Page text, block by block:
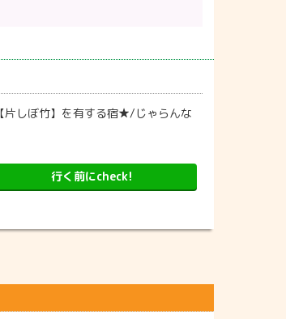
しぼ竹】を有する宿★/じゃらんな
行く前にcheck!